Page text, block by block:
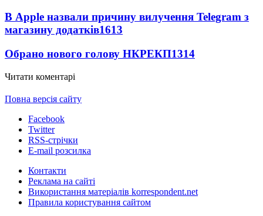
В Apple назвали причину вилучення Telegram з
магазину додатків1613
Обрано нового голову НКРЕКП1314
Читати коментарі
Повна версія сайту
Facebook
Twitter
RSS-стрічки
E-mail розсилка
Контакти
Реклама на сайті
Використання матеріалів korrespondent.net
Правила користування сайтом